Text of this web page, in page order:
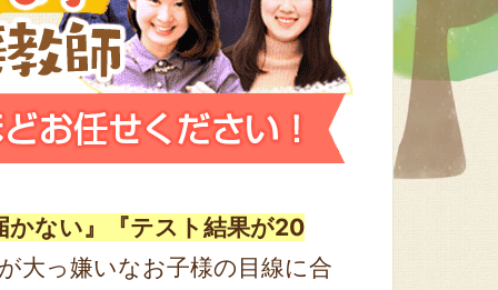
かない』『テスト結果が20
大っ嫌いなお子様の目線に合